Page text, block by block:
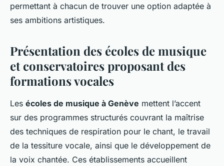
permettant à chacun de trouver une option adaptée à
ses ambitions artistiques.
Présentation des écoles de musique
et conservatoires proposant des
formations vocales
Les écoles de musique à Genève mettent l’accent
sur des programmes structurés couvrant la maîtrise
des techniques de respiration pour le chant, le travail
de la tessiture vocale, ainsi que le développement de
la voix chantée. Ces établissements accueillent